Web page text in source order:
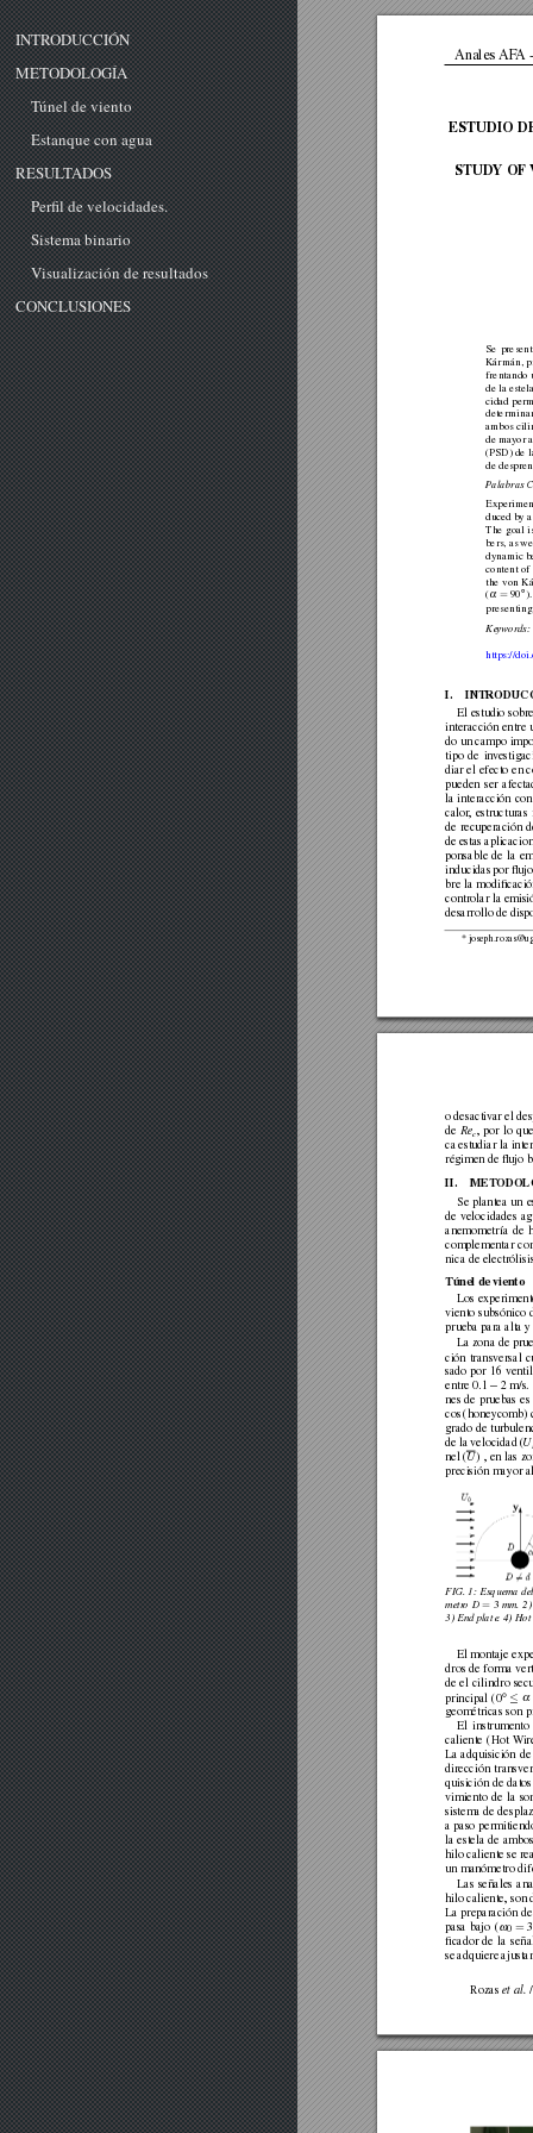
INTRODUCCIÓN
METODOLOGÍA
Túnel de viento
Estanque con agua
RESULTADOS
Perfil de velocidades.
Sistema binario
Visualización de resultados
CONCLUSIONES
Anales AFA -
ESTUDIO
STUDY OF
Se
Kármán,
frentando
de la estela
cidad
determinar
ambos
de mayor
(PSD) de
de
Palabras
duced by a
The goal
bers, as
dynamic
content of
the von
( α = 90◦ ).
presenting
Keywords:
https://
I. INTR
El estudio sobre
interacción entre
do un campo
tipo de in
diar el efecto en
pueden ser
la interacción con
calor, estructuras
de recuperación
de estas
ponsable de la
inducidas por ﬂujo
bre la
controlar la
desarrollo de
*
o desactivar el
de Rec, por lo que
ca estudiar la
régimen de ﬂujo
II.
Se plantea un
de velocidades
anemometría de
complementar
nica de
Túnel de viento
Los
viento subsónico
prueba para alta y
La zona de
ción transversal
sado por 16
entre 0. 1 − 2 m/s.
nes de pruebas es
cos (honeycomb)
grado de
de la velocidad (U
nel ( U ) , en las
precisión mayor
FIG. 1: Esquema del
metro D = 3 mm.
2)
3) End plate. 4) Hot
El montaje
dros de forma
de el cilindro
principal
(0◦ ≤ α
geométricas son
El instrumento
caliente (Hot W
La adquisición de
dirección
quisición de datos
vimiento de la
sistema de
a paso
la estela de ambos
hilo caliente se
un manómetro
Las señales
hilo caliente, son
La preparación de
pasa bajo ( ω0 =
ﬁcador de la
se adquiere
Rozas et al. /